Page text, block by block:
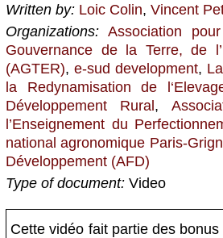
Written by: Loic Colin, Vincent
Organizations: Association
Gouvernance de la Terre, de
(AGTER), e-sud development,
la Redynamisation de
Développement Rural,
l’Enseignement du
national agronomique Paris-
Développement (AFD)
Type of document: Video
Cette vidéo fait partie des